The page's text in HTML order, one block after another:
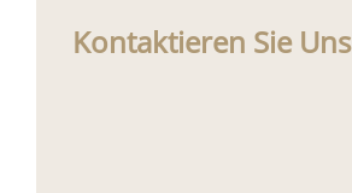
Kontaktieren Sie Uns